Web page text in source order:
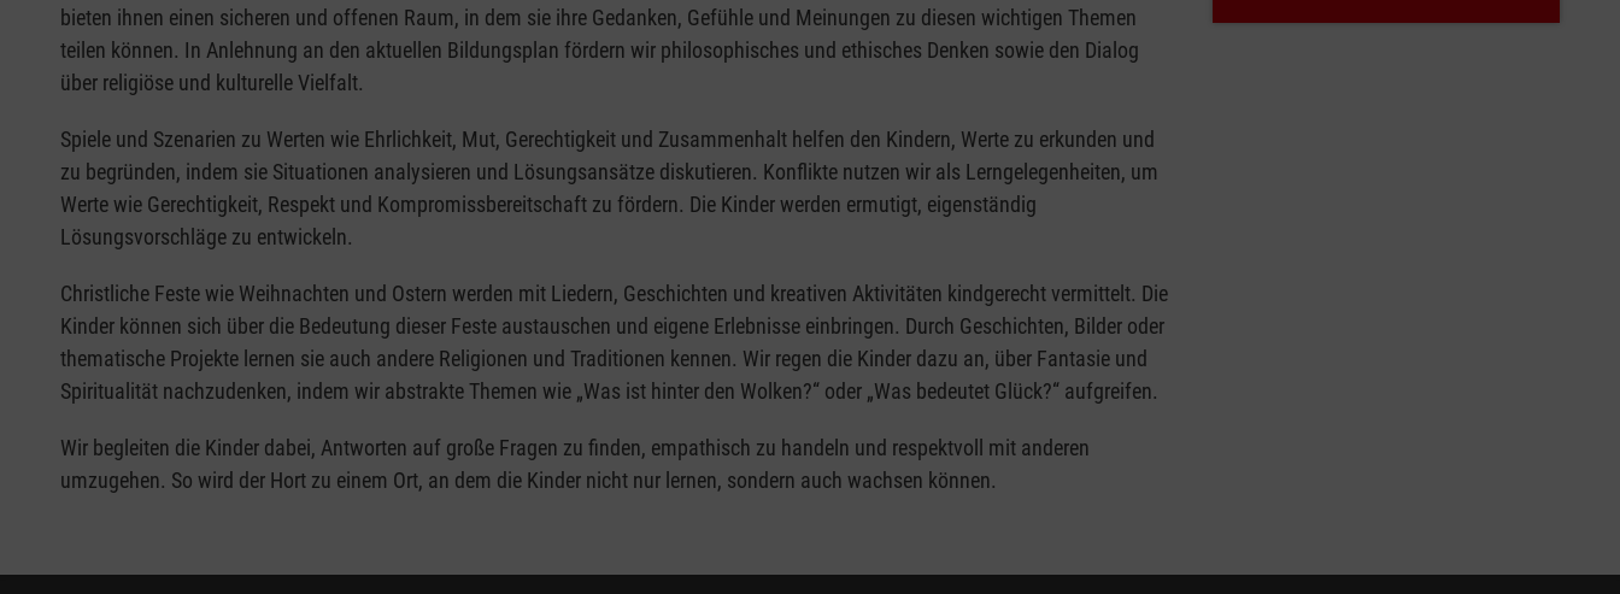
bieten ihnen einen sicheren und offenen Raum, in dem sie ihre Gedanken, Gefühle und Meinungen zu diesen wichtigen Themen
teilen können. In Anlehnung an den aktuellen Bildungsplan fördern wir philosophisches und ethisches Denken sowie den Dialog
über religiöse und kulturelle Vielfalt.
Spiele und Szenarien zu Werten wie Ehrlichkeit, Mut, Gerechtigkeit und Zusammenhalt helfen den Kindern, Werte zu erkunden und
zu begründen, indem sie Situationen analysieren und Lösungsansätze diskutieren. Konflikte nutzen wir als Lerngelegenheiten, um
Werte wie Gerechtigkeit, Respekt und Kompromissbereitschaft zu fördern. Die Kinder werden ermutigt, eigenständig
Lösungsvorschläge zu entwickeln.
Christliche Feste wie Weihnachten und Ostern werden mit Liedern, Geschichten und kreativen Aktivitäten kindgerecht vermittelt. Die
Kinder können sich über die Bedeutung dieser Feste austauschen und eigene Erlebnisse einbringen. Durch Geschichten, Bilder oder
thematische Projekte lernen sie auch andere Religionen und Traditionen kennen. Wir regen die Kinder dazu an, über Fantasie und
Spiritualität nachzudenken, indem wir abstrakte Themen wie „Was ist hinter den Wolken?“ oder „Was bedeutet Glück?“ aufgreifen.
Wir begleiten die Kinder dabei, Antworten auf große Fragen zu finden, empathisch zu handeln und respektvoll mit anderen
umzugehen. So wird der Hort zu einem Ort, an dem die Kinder nicht nur lernen, sondern auch wachsen können.